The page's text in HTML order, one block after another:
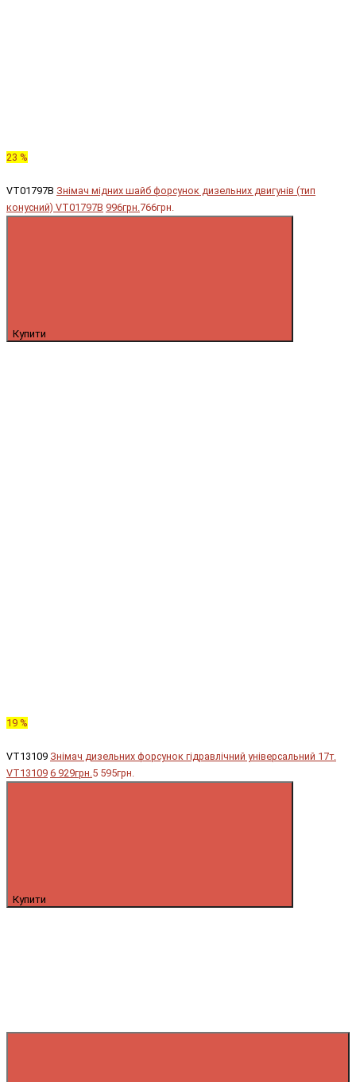
23 %
VT01797B Знімач мідних шайб форсунок дизельних двигунів (тип
конусний) VT01797B 996грн. 766грн.
Купити
19 %
VT13109 Знімач дизельних форсунок гідравлічний універсальний 17т.
VT13109 6 929грн. 5 595грн.
Купити